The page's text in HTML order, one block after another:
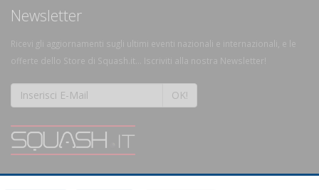
Newsletter
Ricevi gli aggiornamenti sugli ultimi eventi nazionali e internazionali, e le
offerte dello Store di Squash.it... Iscriviti alla nostra Newsletter!
OK!
SQUASH.it: Il punto di riferimento quotidiano per tutti gli amanti di questo